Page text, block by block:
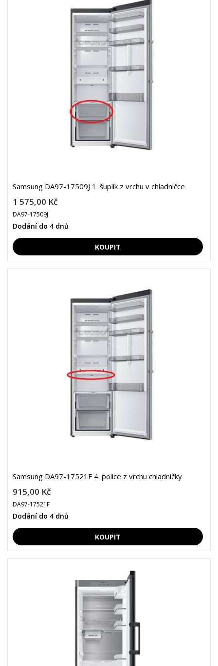
Samsung DA97-17509J 1. šuplík z vrchu v chladničce
1 575,00 Kč
DA97-17509J
Dodání do 4 dnů
Samsung DA97-17521F 4. police z vrchu chladničky
915,00 Kč
DA97-17521F
Dodání do 4 dnů